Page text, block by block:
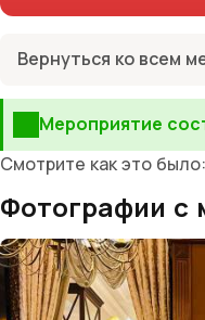
Вернуться ко всем
Мероприятие
Смотрите как это было:
Фотографии с